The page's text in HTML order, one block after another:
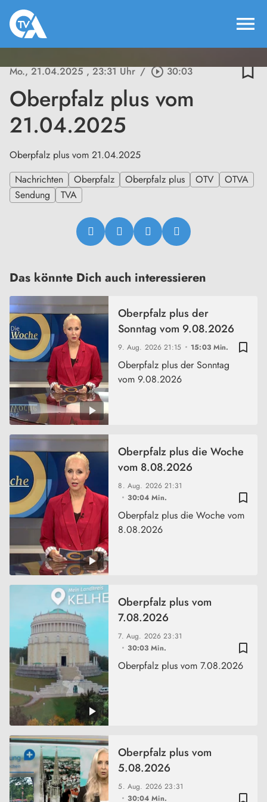
menu
Mo., 21.04.2025, 23:31 Uhr / play_circle_outline30:03 bookmark_border
Oberpfalz plus vom
21.04.2025
Oberpfalz plus vom 21.04.2025
Nachrichten
Oberpfalz Oberpfalz plus OTV
OTVA
Sendung
TVA
Das könnte Dich auch interessieren
bookmark_border
9. Aug. 202621:15 15:03 Min.
Oberpfalz plus der
Sonntag vom 9.08.2026
Oberpfalz plus der Sonntag
vom 9.08.2026
bookmark_border
8. Aug. 202621:31
30:04 Min.
Oberpfalz plus die Woche
vom 8.08.2026
Oberpfalz plus die Woche vom
8.08.2026
bookmark_border
7. Aug. 202623:31
30:03 Min.
Oberpfalz plus vom
7.08.2026
Oberpfalz plus vom 7.08.2026
bookmark_border
5. Aug. 202623:31
30:04 Min.
Oberpfalz plus vom
5.08.2026